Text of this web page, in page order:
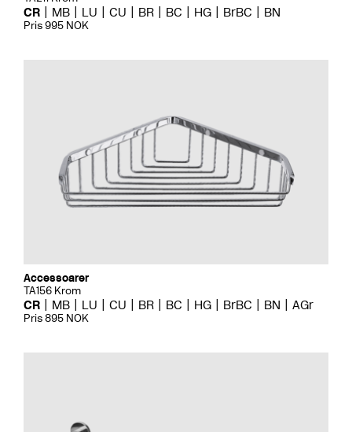
CR MB LU CU BR BC HG BrBC BN
Pris 995 NOK
Accessoarer
TA156 Krom
CR MB LU CU BR BC HG BrBC BN AGr
Pris 895 NOK